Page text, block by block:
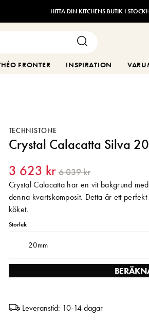
HITTA DIN KITCHENS BUTIK I
FRONTER INSPIRATION
TECHNISTONE
Crystal Calacatta Silva
3 623 kr 6 039 kr
Crystal Calacatta har en vit bakgrund
denna kvartskomposit. Detta är ett
köket.
Storlek
20mm
Leveranstid: 10-14 dagar